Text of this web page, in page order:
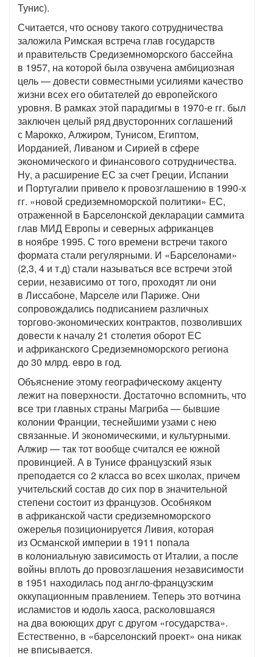
Тунис).
Считается, что основу такого сотрудничества
заложила Римская встреча глав государств
и правительств Средиземноморского бассейна
в 1957, на которой была озвучена амбициозная
цель — довести совместными усилиями качество
жизни всех его обитателей до европейского
уровня. В рамках этой парадигмы в 1970-е гг. был
заключен целый ряд двусторонних соглашений
с Марокко, Алжиром, Тунисом, Египтом,
Иорданией, Ливаном и Сирией в сфере
экономического и финансового сотрудничества.
Ну, а расширение ЕС за счет Греции, Испании
и Португалии привело к провозглашению в 1990-х
гг. «новой средиземноморской политики» ЕС,
отраженной в Барселонской декларации саммита
глав МИД Европы и северных африканцев
в ноябре 1995. С того времени встречи такого
формата стали регулярными. И «Барселонами»
(2,3, 4 и т.д) стали называться все встречи этой
серии, независимо от того, проходят ли они
в Лиссабоне, Марселе или Париже. Они
сопровождались подписанием различных
торгово-экономических контрактов, позволивших
довести к началу 21 столетия оборот ЕС
и африканского Средиземноморского региона
до 30 млрд. евро в год.
Объяснение этому географическому акценту
лежит на поверхности. Достаточно вспомнить, что
все три главных страны Магриба — бывшие
колонии Франции, теснейшими узами с нею
связанные. И экономическими, и культурными.
Алжир — так тот вообще считался ее южной
провинцией. А в Тунисе французский язык
преподается со 2 класса во всех школах, причем
учительский состав до сих пор в значительной
степени состоит из французов. Особняком
в африканской части средиземноморского
ожерелья позиционируется Ливия, которая
из Османской империи в 1911 попала
в колониальную зависимость от Италии, а после
войны вплоть до провозглашения независимости
в 1951 находилась под англо-французским
оккупационным правлением. Теперь это вотчина
исламистов и юдоль хаоса, расколовшаяся
на два воюющих друг с другом «государства».
Естественно, в «барселонский проект» она никак
не вписывается.